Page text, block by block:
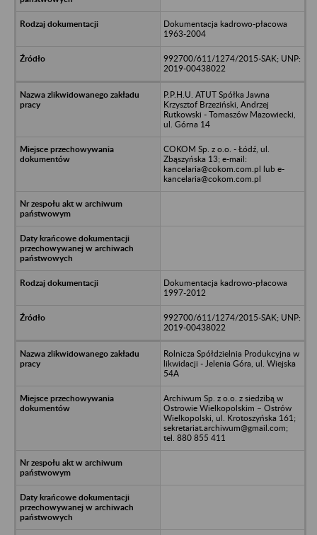
Dokumentacja kadrowo-płacowa
1963-2004
992700/611/1274/2015-SAK; UNP:
2019-00438022
P.P.H.U. ATUT Spółka Jawna
Krzysztof Brzeziński, Andrzej
Rutkowski - Tomaszów Mazowiecki,
ul. Górna 14
COKOM Sp. z o.o. - Łódź, ul.
Zbąszyńska 13; e-mail:
kancelaria@cokom.com.pl lub e-
kancelaria@cokom.com.pl
Dokumentacja kadrowo-płacowa
1997-2012
992700/611/1274/2015-SAK; UNP:
2019-00438022
Rolnicza Spółdzielnia Produkcyjna w
likwidacji - Jelenia Góra, ul. Wiejska
54A
Archiwum Sp. z o.o. z siedzibą w
Ostrowie Wielkopolskim – Ostrów
Wielkopolski, ul. Krotoszyńska 161;
sekretariat.archiwum@gmail.com;
tel. 880 855 411